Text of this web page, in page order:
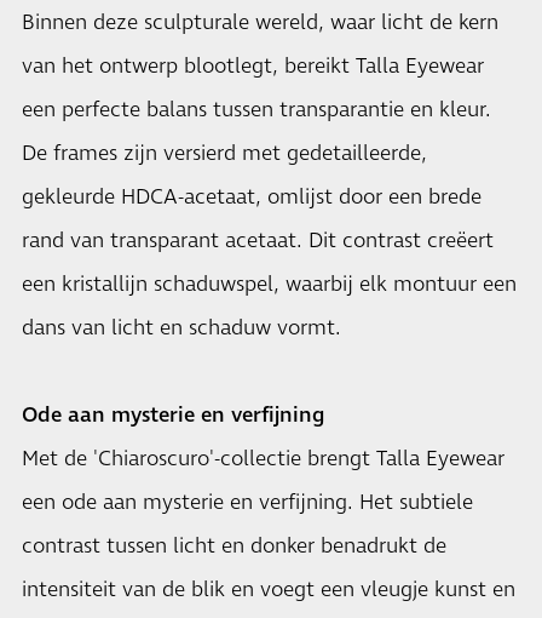
Binnen deze sculpturale wereld, waar licht de kern
van het ontwerp blootlegt, bereikt Talla Eyewear
een perfecte balans tussen transparantie en kleur.
De frames zijn versierd met gedetailleerde,
gekleurde HDCA-acetaat, omlijst door een brede
rand van transparant acetaat. Dit contrast creëert
een kristallijn schaduwspel, waarbij elk montuur een
dans van licht en schaduw vormt.
Ode aan mysterie en verfijning
Met de 'Chiaroscuro'-collectie brengt Talla Eyewear
een ode aan mysterie en verfijning. Het subtiele
contrast tussen licht en donker benadrukt de
intensiteit van de blik en voegt een vleugje kunst en